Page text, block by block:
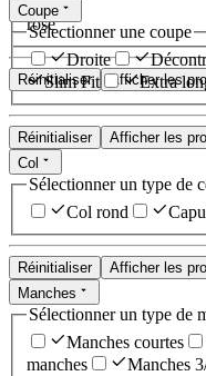
rose
Réinitialiser Afficher les
Coupe
Sélectionner une coupe
Droite
Slim Fit
Extra
Réinitialiser
Afficher les
Col
Sélectionner un type de
Col rond
Réinitialiser
Afficher les
Manches
Sélectionner un type de
Manches courtes
manches
Manches